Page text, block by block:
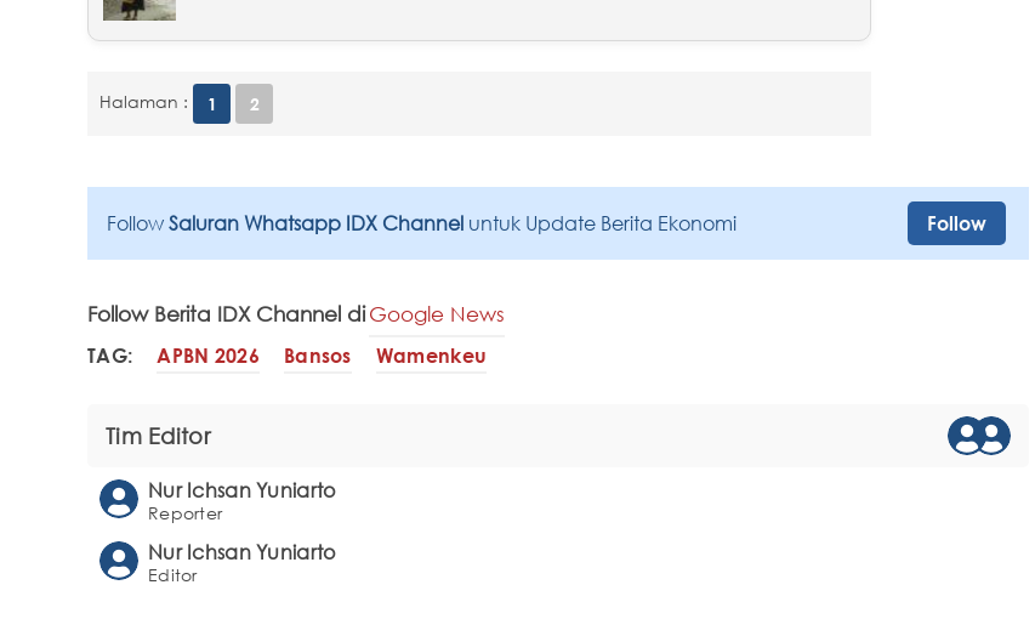
Halaman : 1 2
Follow Saluran Whatsapp IDX Channel untuk Update Berita Ekonomi Follow
Follow Berita IDX Channel diGoogle News
TAG: APBN 2026 Bansos Wamenkeu
Tim Editor
Nur Ichsan Yuniarto
Reporter
Nur Ichsan Yuniarto
Editor